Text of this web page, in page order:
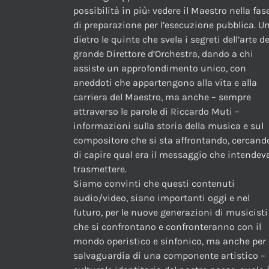
possibilità in più: vedere il Maestro nella
di preparazione per l’esecuzione pubblica. Un
dietro le quinte che svela i segreti dell’arte
grande Direttore d’Orchestra, dando a chi
assiste un approfondimento unico, con
aneddoti che appartengono alla vita e alla
carriera del Maestro, ma anche – sempre
attraverso le parole di Riccardo Muti –
informazioni sulla storia della musica e sul
compositore che si sta affrontando,
di capire qual era il messaggio che
trasmettere.
Siamo convinti che questi contenuti
audio/video, siano importanti oggi e nel
futuro, per le nuove generazioni di musicisti
che si confrontano e confronteranno con il
mondo operistico e sinfonico, ma anche per
salvaguardia di una componente artistico –